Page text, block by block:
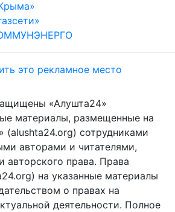
это рекламное место
«Алушта24»
материалы, размещенные на
(alushta24.org) сотрудниками
авторами и читателями,
авторского права. Права
на указанные материалы
о правах на
деятельности. Полное